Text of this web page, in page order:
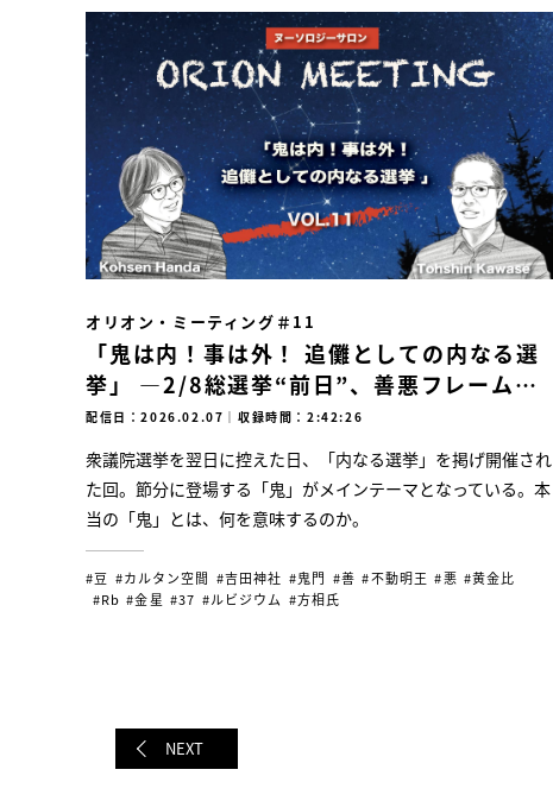
オリオン・ミーティング＃11
「鬼は内！事は外！ 追儺としての内なる選
挙」 ―2/8総選挙“前日”、善悪フレームに
終止符を打つ ―
配信日：2026.02.07 ｜収録時間：2:42:26
衆議院選挙を翌日に控えた日、「内なる選挙」を掲げ開催され
た回。節分に登場する「鬼」がメインテーマとなっている。本
当の「鬼」とは、何を意味するのか。
#豆 #カルタン空間 #吉田神社 #鬼門 #善 #不動明王 #悪 #黄金比
#Rb #金星 #37 #ルビジウム #方相氏
NEXT